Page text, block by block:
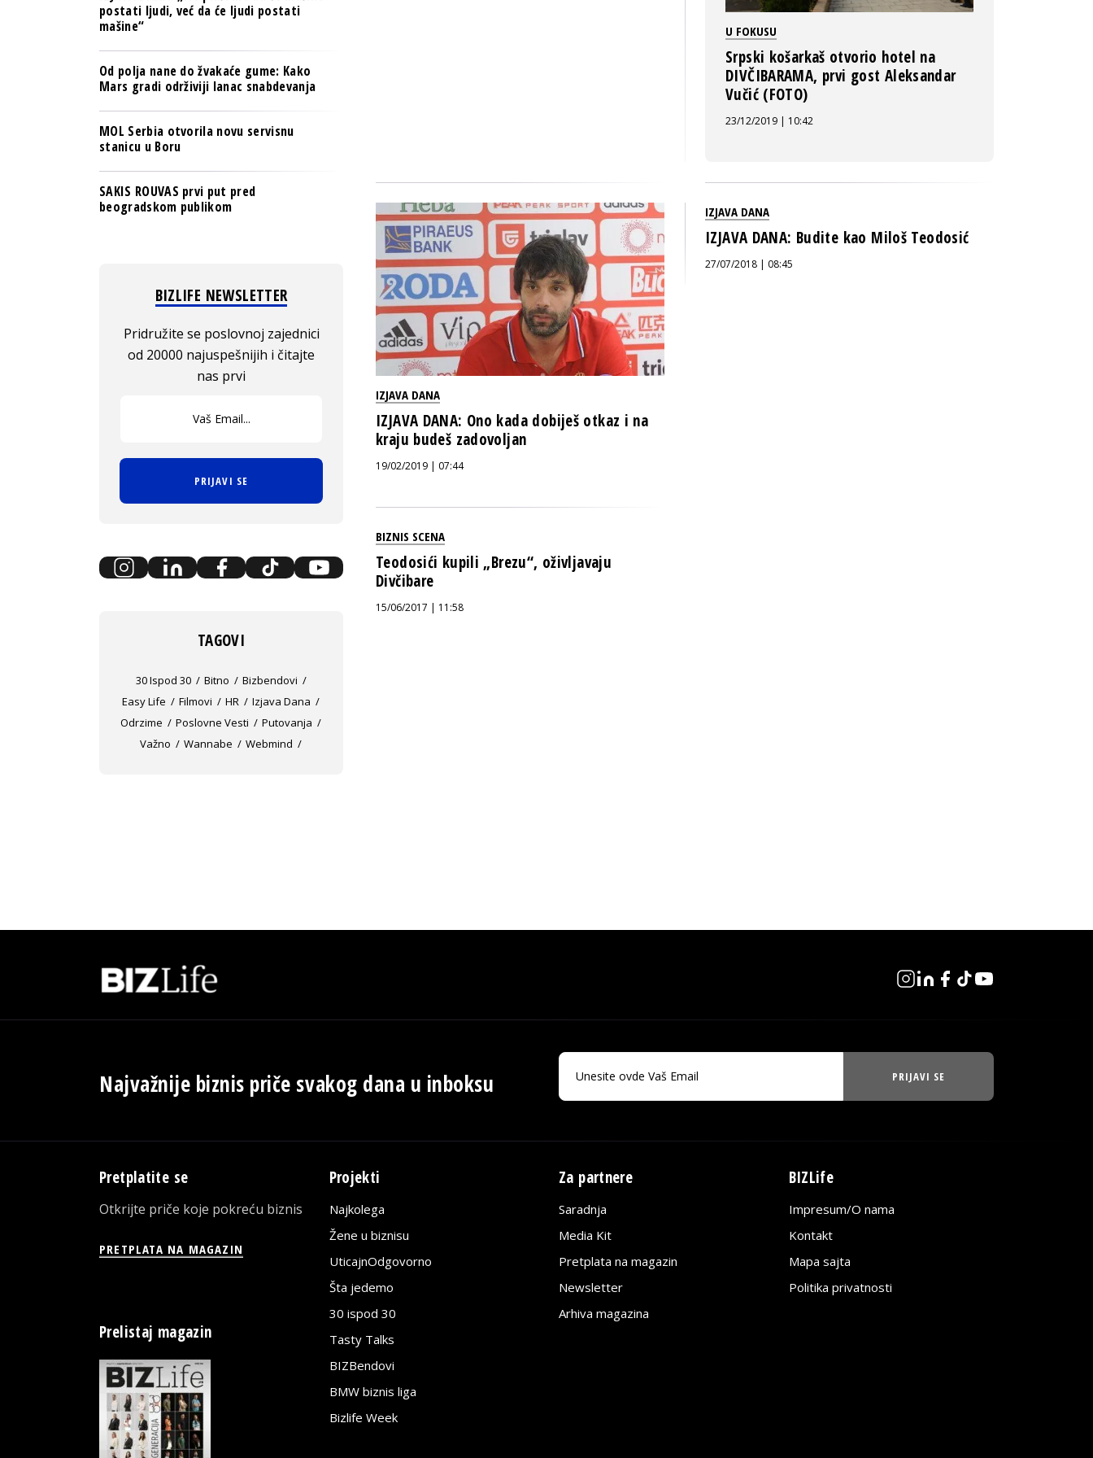
U FOKUSU
Srpski košarkaš otvorio hotel na
DIVČIBARAMA, prvi gost Aleksandar
Vučić (FOTO)
23/12/2019 | 10:42
IZJAVA DANA
IZJAVA DANA: Ono kada dobiješ otkaz i na
kraju budeš zadovoljan
19/02/2019 | 07:44
IZJAVA DANA
IZJAVA DANA: Budite kao Miloš Teodosić
27/07/2018 | 08:45
BIZNIS SCENA
Teodosići kupili „Brezu“, oživljavaju
Divčibare
15/06/2017 | 11:58
postati ljudi, već da će ljudi postati
mašine“
Od polja nane do žvakaće gume: Kako
Mars gradi održiviji lanac snabdevanja
MOL Serbia otvorila novu servisnu
stanicu u Boru
SAKIS ROUVAS prvi put pred
beogradskom publikom
BIZLIFE NEWSLETTER
Pridružite se poslovnoj zajednici
od 20000 najuspešnijih i čitajte
nas prvi
PRIJAVI SE
TAGOVI
30 Ispod 30 Bitno
Bizbendovi
Easy Life
Filmovi HR
Izjava Dana
Odrzime
Poslovne Vesti
Putovanja
Važno
Wannabe Webmind
Najvažnije biznis priče svakog dana u inboksu PRIJAVI SE
Pretplatite se
Otkrijte priče koje pokreću biznis
PRETPLATA NA MAGAZIN
Prelistaj magazin
Projekti
Najkolega
Žene u biznisu
UticajnOdgovorno
Šta jedemo
30 ispod 30
Tasty Talks
BIZBendovi
BMW biznis liga
Bizlife Week
Za partnere
Saradnja
Media Kit
Pretplata na magazin
Newsletter
Arhiva magazina
BIZLife
Impresum/O nama
Kontakt
Mapa sajta
Politika privatnosti